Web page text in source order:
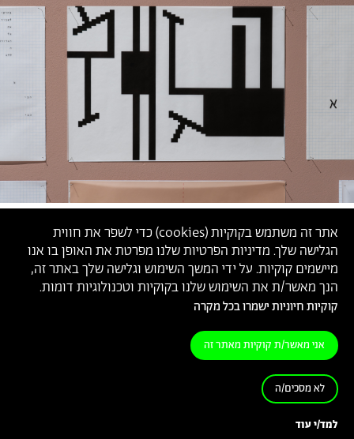
אתר זה משתמש בקוקיות (cookies) כדי לשפר את חווית
הגלישה שלך. מדיניות הפרטיות שלנו מפרטת את האופן בו אנו
מיישמים קוקיות. על ידי המשך השימוש וגלישה שלך באתר זה,
הנך מאשר/ת את השימוש שלנו בקוקיות וטכנולוגיות דומות.
קוקיות חיוניות ישמרו בכל מקרה
אני מאשר/ת קוקיות מאתר זה
לא מסכים/ה
למד/י עוד
מתוך התערוכה׳איך נאמר דבר׳
2026 (צילום: הדס חי)